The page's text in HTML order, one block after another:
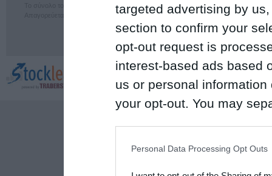
targeted advertising by
section to confirm your
opt-out request is
interest-based ads based
us or personal
your opt-out. You may
Personal Data Processing Opt Outs
Το σύνολο του περιεχομένου και των υπηρεσιών του euro2day διατίθεται στους
Απαγορεύεται η χρήση και η επαναδημοσίευσή του χωρίς τη γραπτή άδεια του